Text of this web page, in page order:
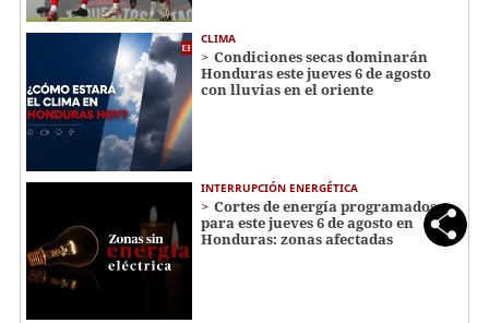
CLIMA
Condiciones secas dominarán
Honduras este jueves 6 de agosto
con lluvias en el oriente
INTERRUPCIÓN ENERGÉTICA
Cortes de energía programados
para este jueves 6 de agosto en
Honduras: zonas afectadas